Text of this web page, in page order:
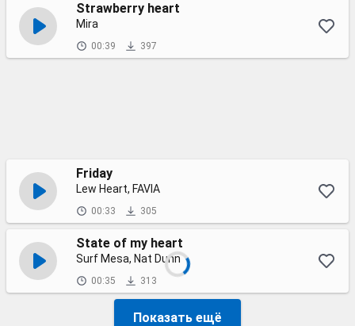
Strawberry heart
Mira
00:39 397
Friday
Lew Heart, FAVIA
00:33 305
State of my heart
Surf Mesa, Nat Dunn
00:35 313
Показать ещё